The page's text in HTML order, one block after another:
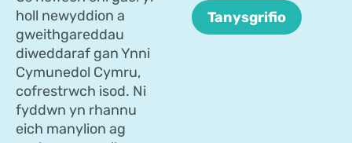
holl newyddion a
gweithgareddau
diweddaraf gan Ynni
Cymunedol Cymru,
cofrestrwch isod. Ni
fyddwn yn rhannu
eich manylion ag